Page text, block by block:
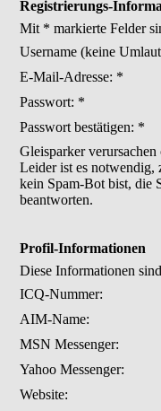
Registrierungs-
Mit * markierte Felder
Username (keine
E-Mail-Adresse: *
Passwort: *
Passwort bestätigen: *
Gleisparker
Leider ist es notwendig,
kein Spam-Bot bist, die
beantworten.
Profil-Informationen
Diese Informationen
ICQ-Nummer:
AIM-Name:
MSN Messenger:
Yahoo Messenger:
Website: